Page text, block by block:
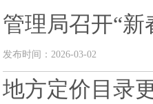
管理局召开“新
发布时间：2026-03-02
地方定价目录